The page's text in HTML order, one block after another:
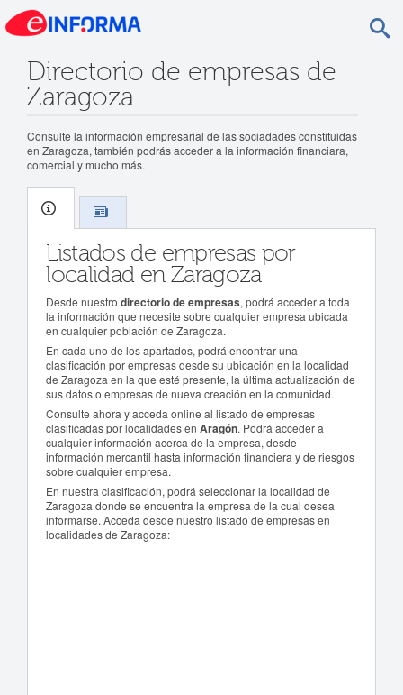
Directorio de empresas de
Zaragoza
Consulte la información empresarial de las sociadades constituidas
en Zaragoza, también podrás acceder a la información financiara,
comercial y mucho más.
Listados de empresas por
localidad en Zaragoza
Desde nuestrodirectorio de empresas, podrá acceder a toda
la información que necesite sobre cualquier empresa ubicada
en cualquier población de Zaragoza.
En cada uno de los apartados, podrá encontrar una
clasificación por empresas desde su ubicación en la localidad
de Zaragoza en la que esté presente, la última actualización de
sus datos o empresas de nueva creación en la comunidad.
Consulte ahora y acceda online al listado de empresas
clasificadas por localidades enAragón. Podrá acceder a
cualquier información acerca de la empresa, desde
información mercantil hasta información financiera y de riesgos
sobre cualquier empresa.
En nuestra clasificación, podrá seleccionar la localidad de
Zaragoza donde se encuentra la empresa de la cual desea
informarse. Acceda desde nuestro listado de empresas en
localidades de Zaragoza: